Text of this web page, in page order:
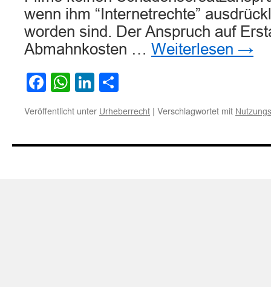
wenn ihm “Internetrechte”
worden sind. Der Anspruch auf
Abmahnkosten … Weiterlesen →
Facebook
WhatsApp
LinkedIn
Veröffentlicht unter Urheberrecht | Verschlagwortet mit